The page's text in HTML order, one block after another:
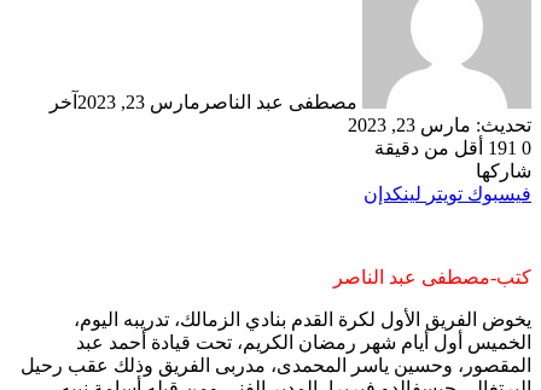
مصطفى عبد الناصر مارس 23, 2023
آخر
تحديث: مارس 23, 2023
0
أقل من دقيقة
شاركها
فيسبوك تويتر لينكدإن
كتب-مصطفى عبد الناصر
يخوض الفريق الأول لكرة القدم بنادي الزمالك، تدريبه اليوم،
الخميس أول أيام شهر رمضان الكريم، تحت قيادة أحمد عبد
المقصور، وحسين ياسر المحمدى، مدربى الفريق وذلك عقب رحيل